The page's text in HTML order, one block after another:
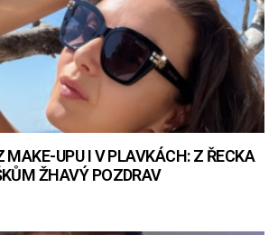
MAKE-UPU I V PLAVKÁCH: Z ŘECKA
ŽHAVÝ POZDRAV